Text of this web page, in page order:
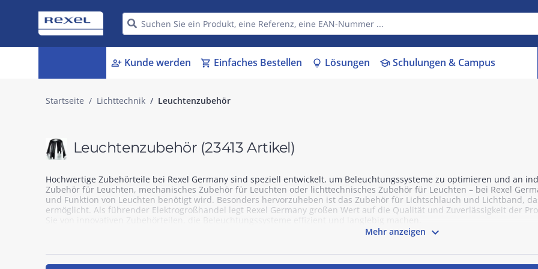
person_add Kunde werden shopping_cart Einfaches Bestellen lightbulb Lösungen schoolSchulungen & Campus
Startseite Lichttechnik Leuchtenzubehör
Leuchtenzubehör (23413 Artikel)
Hochwertige Zubehörteile bei Rexel Germany sind speziell entwickelt, um Beleuchtungssysteme zu optimieren und an
Zubehör für Leuchten, mechanisches Zubehör für Leuchten oder lichttechnisches Zubehör für Leuchten – bei Rexel
und Funktion von Leuchten benötigt wird. Besonders hervorzuheben ist das Zubehör für Lichtschlauch und Lichtband,
ermöglicht. Als führender Elektrogroßhandel legt Rexel Germany großen Wert auf die Qualität und Zuverlässigkeit der
Sie von innovativen Zubehörteilen, die Beleuchtungssysteme effizient und langlebig machen.
Mehr anzeigen 